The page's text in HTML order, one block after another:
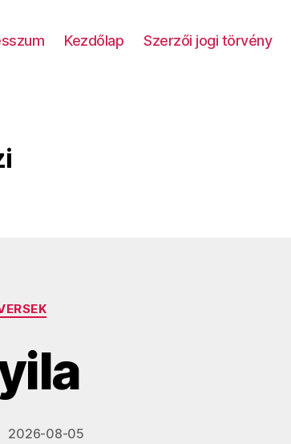
Kezdőlap Szerzői jogi törvény
2026-08-05